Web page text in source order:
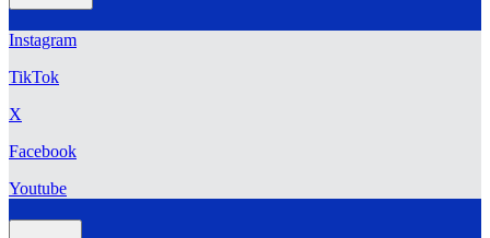
Instagram
TikTok
X
Facebook
Youtube